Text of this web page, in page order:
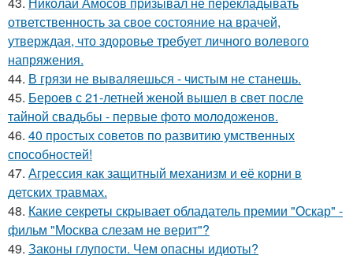
ответственность за свое состояние на врачей,
утверждая, что здоровье требует личного волевого
напряжения.
44. В грязи не вываляешься - чистым не станешь.
45. Бероев с 21-летней женой вышел в свет после
тайной свадьбы - первые фото молодоженов.
46. 40 простых советов по развитию умственных
способностей!
47. Агрессия как защитный механизм и её корни в
детских травмах.
48. Какие секреты скрывает обладатель премии "Оскар" -
фильм "Москва слезам не верит"?
49. Законы глупости. Чем опасны идиоты?